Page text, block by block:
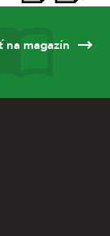
na magazín